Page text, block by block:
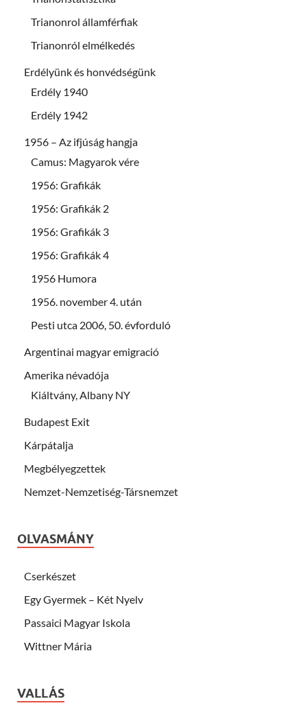
Trianonrol államférfiak
Trianonról elmélkedés
Erdélyünk és honvédségünk
Erdély 1940
Erdély 1942
1956 – Az ifjúság hangja
Camus: Magyarok vére
1956: Grafikák
1956: Grafikák 2
1956: Grafikák 3
1956: Grafikák 4
1956 Humora
1956. november 4. után
Pesti utca 2006, 50. évforduló
Argentinai magyar emigració
Amerika névadója
Kiáltvány, Albany NY
Budapest Exit
Kárpátalja
Megbélyegzettek
Nemzet-Nemzetiség-Társnemzet
OLVASMÁNY
Cserkészet
Egy Gyermek – Két Nyelv
Passaici Magyar Iskola
Wittner Mária
VALLÁS